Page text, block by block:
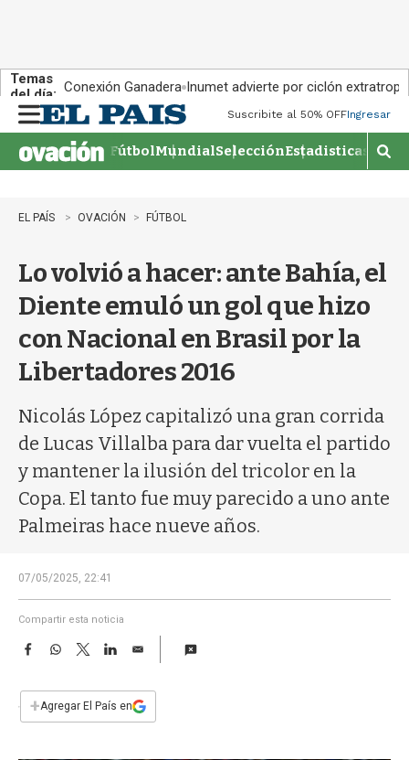
Temas
del día: Conexión Ganadera Inumet advierte por ciclón
n
u
Suscribite al 50% OFFIngresar
FútbolMundialSelecciónEstadisticas
M
o
r
b
EL PAÍS OVACIÓN FÚTBOL
Lo volvió a hacer: ante Bahía, el
Diente emuló un gol que hizo
con Nacional en Brasil por la
Libertadores 2016
Nicolás López capitalizó una gran corrida
de Lucas Villalba para dar vuelta el partido
y mantener la ilusión del tricolor en la
Copa. El tanto fue muy parecido a uno ante
Palmeiras hace nueve años.
07/05/2025, 22:41
Compartir esta noticia
F
e
b
W
s
T
w
t
L
E
i
l
+Agregar El País en